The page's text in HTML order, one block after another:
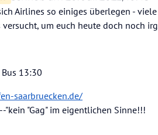
Airlines so einiges überlegen -
um euch heute doch noch
13:30
saarbruecken.de/
"Gag" im eigentlichen Sinne!!!